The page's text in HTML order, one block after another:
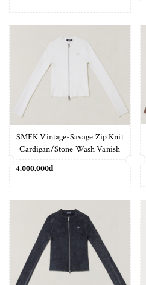
SMFK Vintage-Savage Zip Knit
Cardigan/Stone Wash Vanish
4.000.000₫